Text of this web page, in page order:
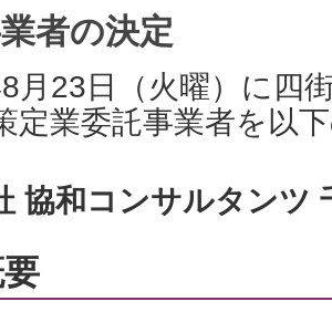
者の決定
月23日（火曜）に四
定業委託事業者を以
協和コンサルタンツ